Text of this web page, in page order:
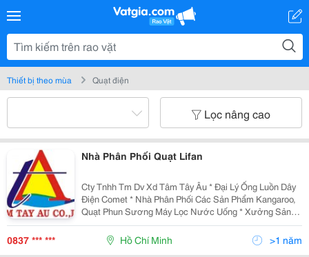
Thiết bị theo mùa Quạt điện
Lọc nâng cao
Nhà Phân Phối Quạt Lifan
Cty Tnhh Tm Dv Xd Tâm Tây Âu * Đại Lý Ống Luồn Dây
Điện Comet * Nhà Phân Phối Các Sản Phẩm Kangaroo,
Quạt Phun Sương Máy Lọc Nước Uống * Xưởng Sản
Xuất Thang Máng Cáp Truking Theo Kích Thướt *
Chuyên Phân Phối Các Loại Quạt Máy:senko,Asia
0837 *** *** Hồ Chí Minh >1 năm